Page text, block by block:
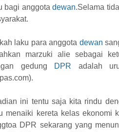
bagi anggotadewan.Selama
laku para anggota dewan
marzuki alie sebagai
gedung
DPR adalah
ini tentu saja kita rindu
menaiki kereta kelas ekonomi
DPR sekarang yang